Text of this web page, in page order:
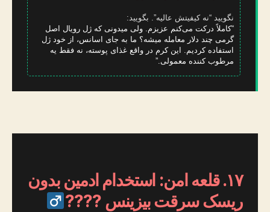
نگویید “نه کیفیتش عالیه”. بگویید:
“کاملاً درکت می‌کنم عزیزم. ولی میدونی که ژل رویال اصل
گرمی چند دلار معامله میشه؟ ما به جای اسانس، از خود ژل
استفاده کردیم. این کرم در واقع غذای پوسته، نه فقط یه
مرطوب کننده معمولی.”
۱۷. قلعه امن: استخدام ادمین بدون
ریسک سرقت بیزینس ????‍